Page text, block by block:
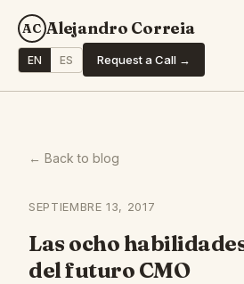
AC Alejandro Correia
EN ES Request a Call →
← Back to blog
SEPTIEMBRE 13, 2017
Las ocho
del futuro CMO